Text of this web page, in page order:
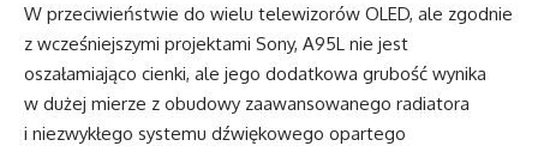
W przeciwieństwie do wielu telewizorów OLED, ale zgodnie
z wcześniejszymi projektami Sony, A95L nie jest
oszałamiająco cienki, ale jego dodatkowa grubość wynika
w dużej mierze z obudowy zaawansowanego radiatora
i niezwykłego systemu dźwiękowego opartego